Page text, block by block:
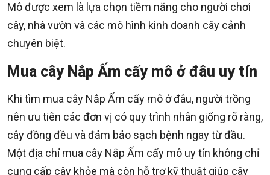
Mô được xem là lựa chọn tiềm năng cho người chơi
cây, nhà vườn và các mô hình kinh doanh cây cảnh
chuyên biệt.
Mua cây Nắp Ấm cấy mô ở đâu uy tín
Khi tìm mua cây Nắp Ấm cấy mô ở đâu, người trồng
nên ưu tiên các đơn vị có quy trình nhân giống rõ ràng,
cây đồng đều và đảm bảo sạch bệnh ngay từ đầu.
Một địa chỉ mua cây Nắp Ấm cấy mô uy tín không chỉ
cung cấp cây khỏe mà còn hỗ trợ kỹ thuật giúp cây